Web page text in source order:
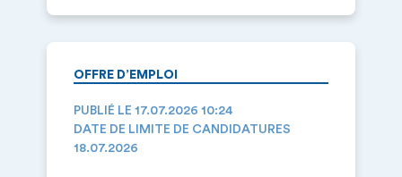
OFFRE D’EMPLOI
PUBLIÉ LE 17.07.2026 10:24
DATE DE LIMITE DE CANDIDATURES
18.07.2026